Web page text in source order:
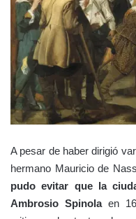
A pesar de haber dirigió
hermano Mauricio de
pudo evitar que la
Ambrosio Spinolaen